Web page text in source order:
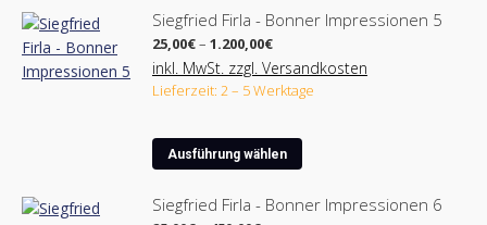
weist
mehrere
Varianten
auf.
der
Siegfried Firla - Bonner Impressionen 5
25,00€– 1.200,00€Preisspanne:
25,00€
bis
1.200,00€
inkl. MwSt. zzgl. Versandkosten
Lieferzeit: 2 – 5 Werktage
Ausführung wählen
Dieses
Produkt
weist
mehrere
Siegfried Firla - Bonner Impressionen 6